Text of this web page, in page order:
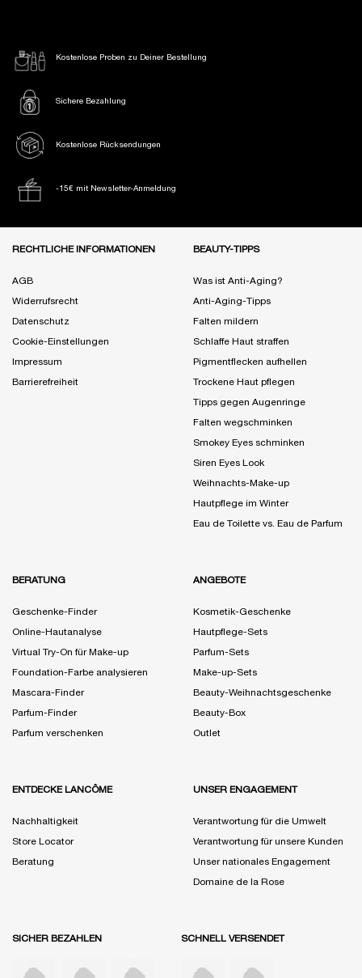
Kostenlose Proben zu Deiner Bestellung
Sichere Bezahlung
Kostenlose Rücksendungen
-15€ mit Newsletter-Anmeldung
RECHTLICHE INFORMATIONEN
AGB
Widerrufsrecht
Datenschutz
Cookie-Einstellungen
Impressum
Barrierefreiheit
BEAUTY-TIPPS
Was ist Anti-Aging?
Anti-Aging-Tipps
Falten mildern
Schlaffe Haut straffen
Pigmentflecken aufhellen
Trockene Haut pflegen
Tipps gegen Augenringe
Falten wegschminken
Smokey Eyes schminken
Siren Eyes Look
Weihnachts-Make-up
Hautpflege im Winter
Eau de Toilette vs. Eau de Parfum
BERATUNG
Geschenke-Finder
Online-Hautanalyse
Virtual Try-On für Make-up
Foundation-Farbe analysieren
Mascara-Finder
Parfum-Finder
Parfum verschenken
ANGEBOTE
Kosmetik-Geschenke
Hautpflege-Sets
Parfum-Sets
Make-up-Sets
Beauty-Weihnachtsgeschenke
Beauty-Box
Outlet
ENTDECKE LANCÔME
Nachhaltigkeit
Store Locator
Beratung
UNSER ENGAGEMENT
Verantwortung für die Umwelt
Verantwortung für unsere Kunden
Unser nationales Engagement
Domaine de la Rose
SICHER BEZAHLEN SCHNELL VERSENDET